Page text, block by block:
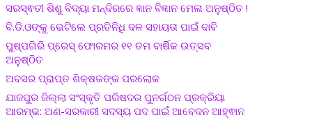
ସରସ୍ଵତୀ ଶିଶୁ ବିଦ୍ୟା ମନ୍ଦିରରେ ଜ୍ଞାନ ବିଜ୍ଞାନ ମେଳା ଅନୁଷ୍ଠିତ !
ବି.ଡି.ଓଙ୍କୁ ଭେଟିଲେ ପ୍ରତିନିଧି ଦଳ ସହାୟତା ପାଇଁ ଦାବି
ପୁଷ୍ପଗିରି ପ୍ରେସ୍ ଫୋରମର ୧୧ ତମ ବାର୍ଷିକ ଉତ୍ସବ
ଅନୁଷ୍ଠିତ
ଅବସର ପ୍ରାପ୍ତ ଶିକ୍ଷକଙ୍କ ପରଲୋକ
ଯାଜପୁର ଜିଲ୍ଲା ସଂସ୍କୃତି ପରିଷଦର ପୁନର୍ଗଠନ ପ୍ରକ୍ରିୟା
ଆରମ୍ଭ: ଅଣ-ସରକାରୀ ସଦସ୍ୟ ପଦ ପାଇଁ ଆବେଦନ ଆହ୍ଵାନ